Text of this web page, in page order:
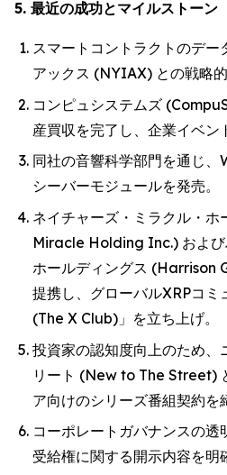
5. 最近の成功とマイルストーン
スマートコントラクトのデー
アックス (NYIAX) との戦略的
コンピュシステムズ
産買収を完了し、企業イベン
同社の音響科学部門を通じ
シーバーモジュールを発売。
ネイチャーズ・ミラクル・
Miracle Holding Inc.) および
ホールディングス (Harrison
提携し、グローバルXRPコミ
(The X Club)」を立ち上げ。
投資家の認知度向上のため、
リート (New to The Street)
ア向けのシリーズ番組契約を
コーポレートガバナンスの
受給権に関する開示内容を明